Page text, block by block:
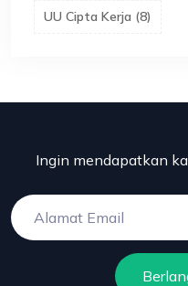
UU Cipta Kerja (8)
Ingin mendapatkan